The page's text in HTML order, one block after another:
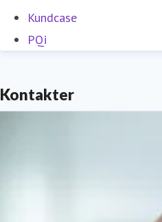
Kundcase
PQi
Kontakter